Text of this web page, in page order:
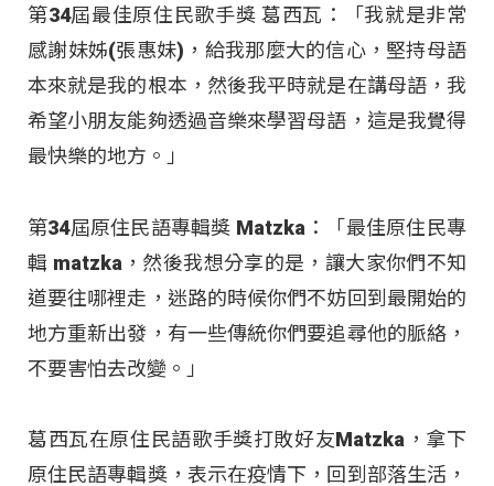
第34屆最佳原住民歌手獎 葛西瓦：「我就是非常
感謝妹姊(張惠妹)，給我那麼大的信心，堅持母語
本來就是我的根本，然後我平時就是在講母語，我
希望小朋友能夠透過音樂來學習母語，這是我覺得
最快樂的地方。」
第34屆原住民語專輯獎 Matzka：「最佳原住民專
輯 matzka，然後我想分享的是，讓大家你們不知
道要往哪裡走，迷路的時候你們不妨回到最開始的
地方重新出發，有一些傳統你們要追尋他的脈絡，
不要害怕去改變。」
葛西瓦在原住民語歌手獎打敗好友Matzka，拿下
原住民語專輯獎，表示在疫情下，回到部落生活，